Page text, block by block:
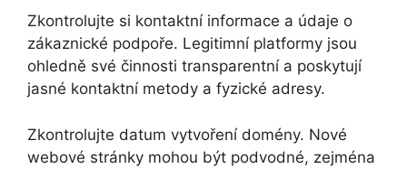
Zkontrolujte si kontaktní informace a údaje o
zákaznické podpoře. Legitimní platformy jsou
ohledně své činnosti transparentní a poskytují
jasné kontaktní metody a fyzické adresy.
Zkontrolujte datum vytvoření domény. Nové
webové stránky mohou být podvodné, zejména